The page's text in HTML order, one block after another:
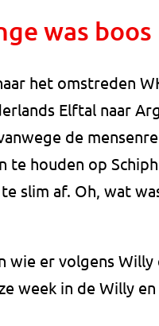
was boos
het omstreden
Elftal naar
de
te houden op
slim af. Oh, wat
wie er volgens Willy
week in de Willy en